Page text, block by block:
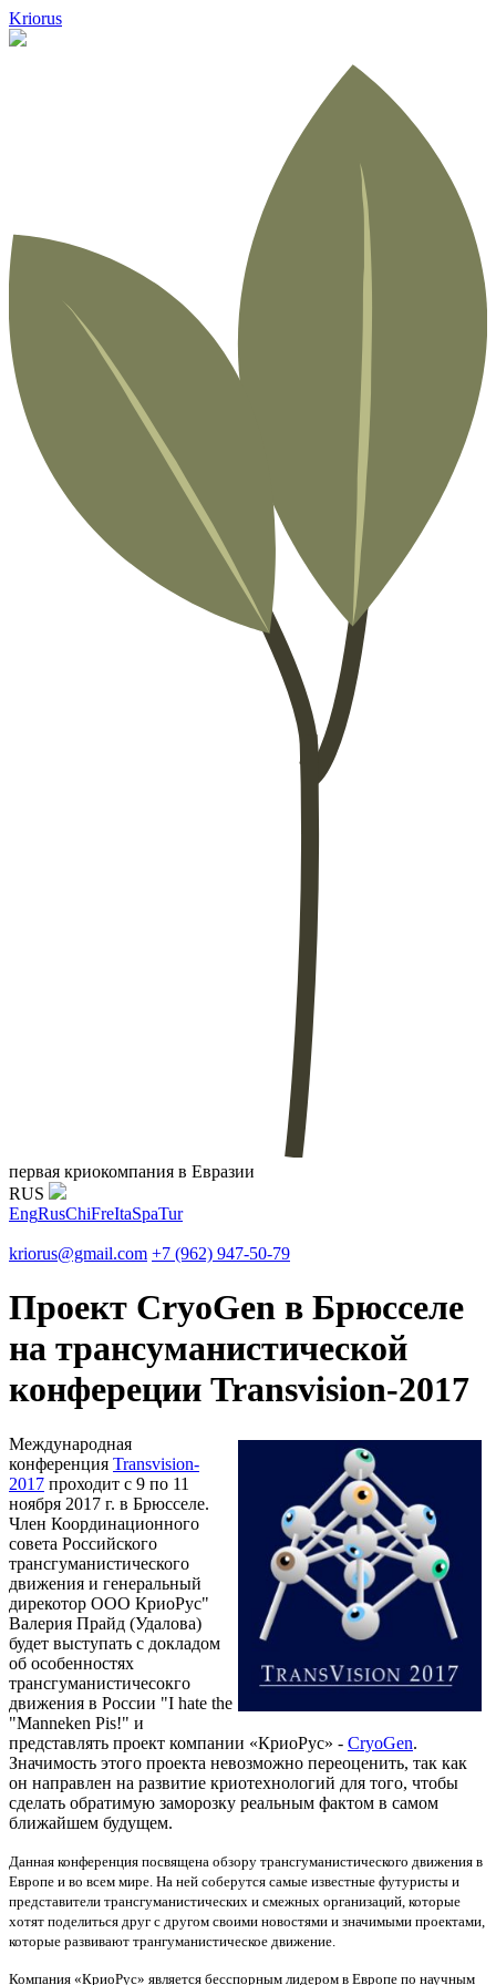
Kriorus
первая криокомпания в Евразии
RUS
EngRusChiFreItaSpaTur
kriorus@gmail.com +7 (962) 947-50-79
Проект CryoGen в Брюсселе
на трансуманистической
конфереции Transvision-2017
Международная
конференция Transvision-
2017 проходит с 9 по 11
ноября 2017 г. в Брюсселе.
Член Координационного
совета Российского
трансгуманистического
движения и генеральный
дирекотор ООО КриоРус"
Валерия Прайд (Удалова)
будет выступать с докладом
об особенностях
трансгуманистичесокго
движения в России "I hate the
"Manneken Pis!" и
представлять проект компании «КриоРус» - CryoGen.
Значимость этого проекта невозможно переоценить, так как
он направлен на развитие криотехнологий для того, чтобы
сделать обратимую заморозку реальным фактом в самом
ближайшем будущем.
Данная конференция посвящена обзору трансгуманистического движения в
Европе и во всем мире. На ней соберутся самые известные футуристы и
представители трансгуманистических и смежных организаций, которые
хотят поделиться друг с другом своими новостями и значимыми проектами,
которые развивают трангуманистическое движение.
Компания «КриоРус» является бесспорным лидером в Европе по научным